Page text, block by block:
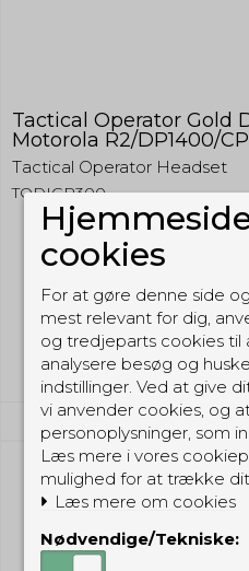
Tactical Operator Gold
Motorola R2/DP1400/
Tactical Operator Headset
TODIGP300
349,00 DKK
(inkl. moms)
Vis
cookies
For at gøre denne side
mest relevant for dig,
og tredjeparts cookies til
analysere besøg og
indstillinger. Ved at give
vi anvender cookies, og
personoplysninger, som
Læs mere i vores
mulighed for at trække
Læs mere om cookies
Nødvendige/Tekniske: